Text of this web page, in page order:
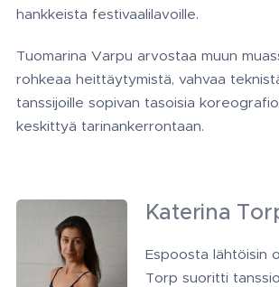
hankkeista festivaalilavoille.
Tuomarina Varpu arvostaa muun
rohkeaa heittäytymistä, vahvaa
tanssijoille sopivan tasoisia
keskittyä tarinankerrontaan.
Katerina
Espoosta lähtöisin
Torp suoritti